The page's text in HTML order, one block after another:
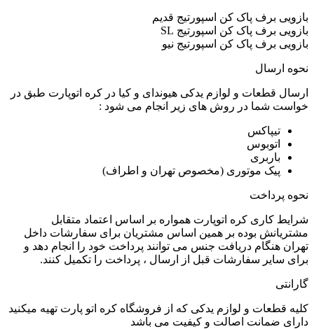
بازویی برف پاک کن اسپورتیج قدیم
بازویی برف پاک کن اسپورتیج SL
بازویی برف پاک کن اسپورتیج نیو
نحوه ارسال
ارسال قطعات و لوازم یدکی هیوندای و کیا در کره اتوپارت طبق در
خواست شما در روش های زیر انجام می شود :
تیپاکس
اتوبوس
باربری
پیک موتوری (مخصوص تهران و اطراف)
نحوه پرداخت
شرایط کاری کره اتوپارت همواره بر اساس اعتماد متقابل
مشتریانش بوده بر همین اساس مشتریان برای سفارشات داخل
تهران هنگام دریافت جنس می توانند پرداخت خود را انجام دهد و
برای سایر سفارشات قبل از ارسال ، پرداخت را تکمیل کنند.
گارانتی
کلیه قطعات و لوازم یدکی که از فروشگاه کره اتو پارت تهیه میکنید
دارای ضمانت اصالت و کیفیت می باشد